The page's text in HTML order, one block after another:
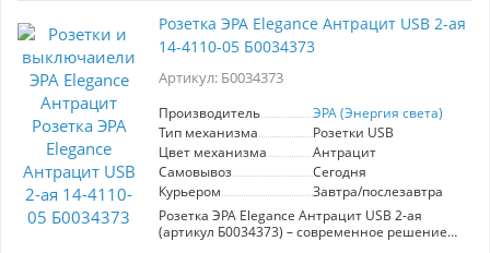
материалов для долговечности Преимущества
для пользователя: Розетка обеспечивает
делает её идеальным выбором для дома и
изысканности в пространство, а высокая
степень надежности гарантирует стабильную
работу. Выбирая ЭРА Elegance, вы получаете
сочетание стиля и функциональности.
Розетка ЭРА Elegance Антрацит USB 2-ая
14-4110-05 Б0034373
Артикул: Б0034373
Производитель
ЭРА (Энергия света)
Тип механизма
Розетки USB
Цвет механизма
Антрацит
Самовывоз
Сегодня
Курьером
Завтра/послезавтра
Розетка ЭРА Elegance Антрацит USB 2-ая
(артикул Б0034373) – современное решение